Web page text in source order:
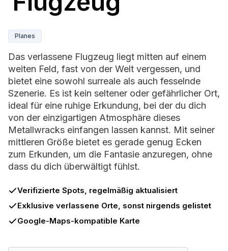
Planes
Das verlassene Flugzeug liegt mitten auf einem
weiten Feld, fast von der Welt vergessen, und
bietet eine sowohl surreale als auch fesselnde
Szenerie. Es ist kein seltener oder gefährlicher Ort,
ideal für eine ruhige Erkundung, bei der du dich
von der einzigartigen Atmosphäre dieses
Metallwracks einfangen lassen kannst. Mit seiner
mittleren Größe bietet es gerade genug Ecken
zum Erkunden, um die Fantasie anzuregen, ohne
dass du dich überwältigt fühlst.
Verifizierte Spots, regelmäßig aktualisiert
Exklusive verlassene Orte, sonst nirgends gelistet
Google-Maps-kompatible Karte